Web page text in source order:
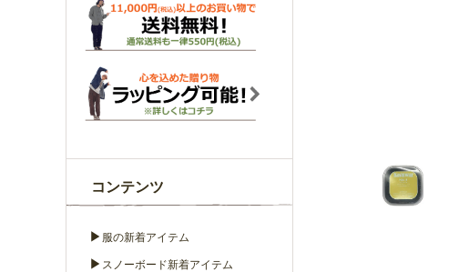
コンテンツ
▶ 服の新着アイテム
▶ スノーボード新着アイテム